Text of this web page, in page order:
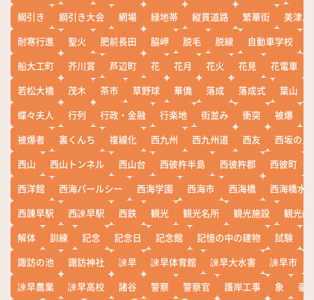
綱引き
綱引き大会 網場 緑地帯 縦貫道路 繁華街
美津島
耐寒行進
聖火 肥前長田 脇岬 脱毛 脱線 自動車学校
船大工町
芥川賞 芦辺町 花 花月 花火 花見 花電車
若松大橋
茂木 茶市 草野球 華僑 落成 落成式 葉山
蝶々夫人
行列 行政・金融 行楽地 街並み 衝突 被爆
被爆者
裏くんち 複線化 西九州 西九州道 西友
西坂の丘
西山
西山トンネル 西山台 西彼杵半島 西彼杵郡 西彼町
西洋館
西海パールシー 西海学園 西海市 西海橋
西海橋水
西諌早駅
西諫早駅 西鉄 観光 観光名所 観光施設
観光船
解体
訓練 記念 記念日 記念館 記憶の中の建物 試験
諏訪の池
諏訪神社 諫早 諫早体育館 諫早大水害 諫早市
諫早農業
諫早高校 諸谷 警察 警察官 護岸工事 象
豪